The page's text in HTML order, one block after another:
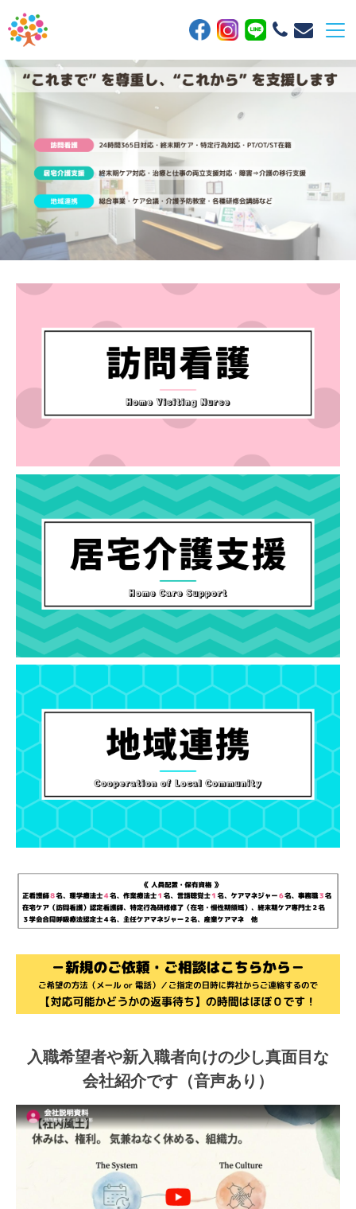
入職希望者や新入職者向けの少し真面目な
会社紹介です（音声あり）